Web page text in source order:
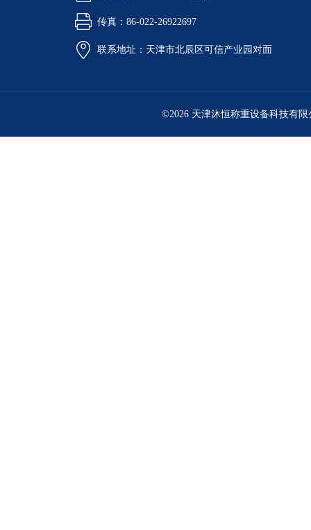
传真：86-022-26922697
联系地址：天津市北辰区可信产业园对面
©2026 天津沐恒称重设备科技有